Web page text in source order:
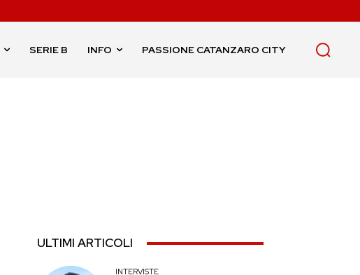
SERIE B INFO PASSIONE CATANZARO CITY
ULTIMI ARTICOLI
INTERVISTE